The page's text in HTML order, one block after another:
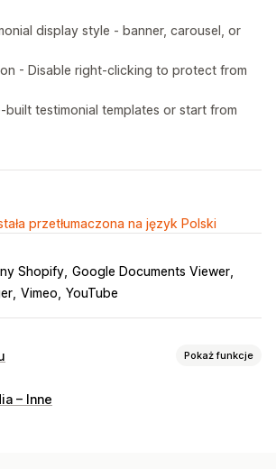
display style - banner, carousel, or
- Disable right-clicking to protect from
built testimonial templates or start from
przetłumaczona na język Polski
Shopify Google Documents Viewer
Vimeo YouTube
Pokaż funkcje
– Inne